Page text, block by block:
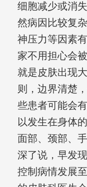
细胞减少或消
然病因比较复
神压力等因素
家不用担心会
就是皮肤出现
则，边界清楚
些患者可能会
以发生在身体
面部、颈部、
深了说，早发
控制病情发展